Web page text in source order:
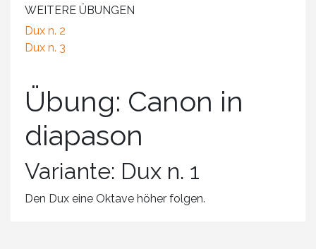
Übung: Canon in
diapason
Variante: Dux n. 1
Den Dux eine Oktave höher folgen.
WEITERE ÜBUNGEN
Dux n. 2
Dux n. 3